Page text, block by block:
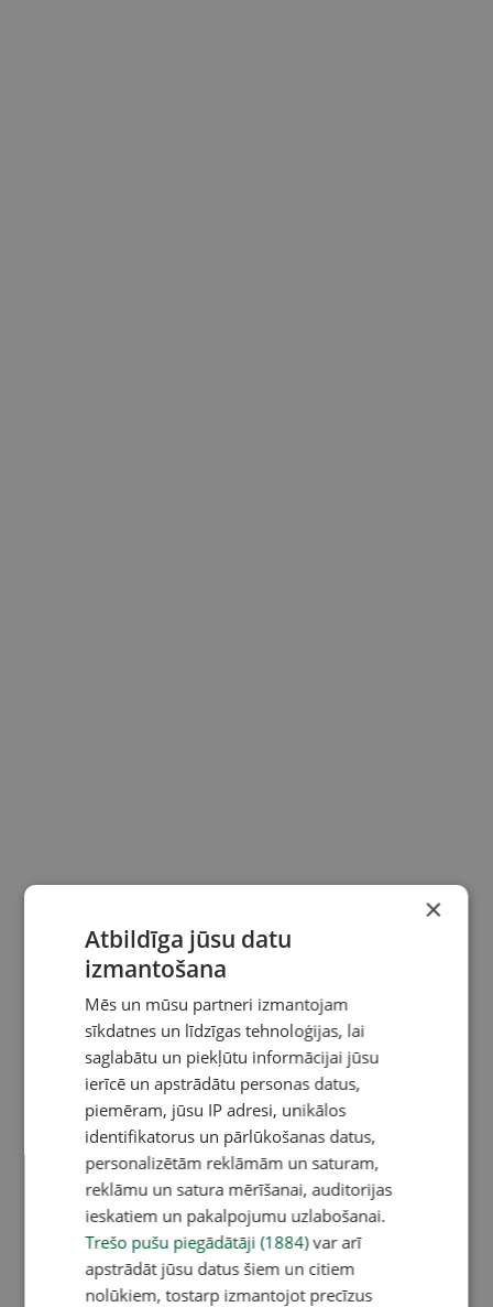
×
Atbildīga jūsu datu
izmantošana
Mēs un mūsu partneri izmantojam
sīkdatnes un līdzīgas tehnoloģijas, lai
saglabātu un piekļūtu informācijai jūsu
ierīcē un apstrādātu personas datus,
piemēram, jūsu IP adresi, unikālos
identifikatorus un pārlūkošanas datus,
personalizētām reklāmām un saturam,
reklāmu un satura mērīšanai, auditorijas
ieskatiem un pakalpojumu uzlabošanai.
Trešo pušu piegādātāji (1884)var arī
apstrādāt jūsu datus šiem un citiem
nolūkiem, tostarp izmantojot precīzus